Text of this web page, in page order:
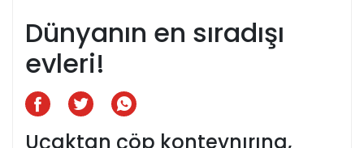
Dünyanın en sıradışı
evleri!
Uçaktan çöp konteynırına,